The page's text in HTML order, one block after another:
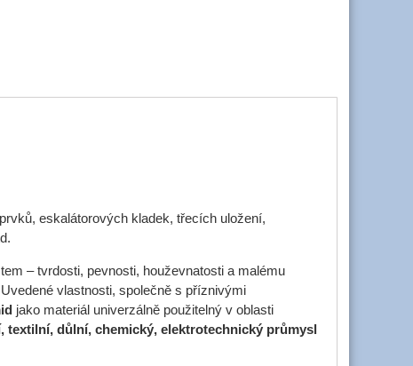
eskalátorových kladek, třecích uložení,
– tvrdosti, pevnosti, houževnatosti a malému
vlastnosti, společně s příznivými
jako materiál univerzálně použitelný v oblasti
důlní, chemický, elektrotechnický průmysl